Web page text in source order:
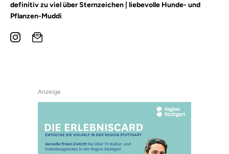
definitiv zu viel über Sternzeichen | liebevolle Hunde- und
Pflanzen-Muddi
Anzeige